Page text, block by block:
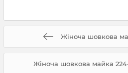
Жіноча шовкова
Жіноча шовкова майка